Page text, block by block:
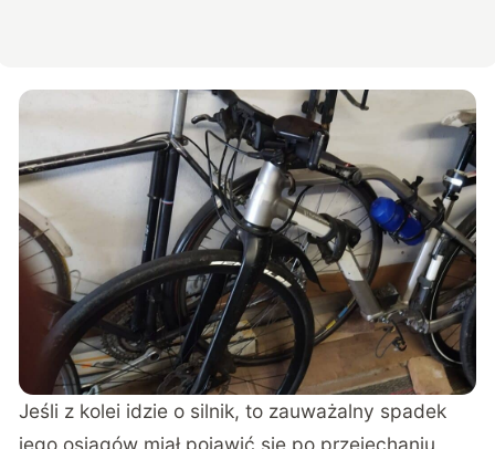
Jeśli z kolei idzie o silnik, to zauważalny spadek
jego osiągów miał pojawić się po przejechaniu